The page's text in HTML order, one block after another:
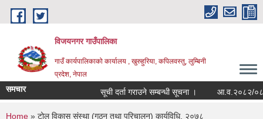
Skip to main content
विजयनगर गाउँपालिका
गाउँ कार्यपालिकाको कार्यालय , खुरुहुरिया, कपिलवस्तु, लुम्बिनी
प्रदेश, नेपाल
समचार सूची दर्ता गराउने सम्बन्धी सूचना । आ.व.२०८२/
Home » टोल विकास संस्था (गठन तथा परिचालन) कार्यविधि, २०७८